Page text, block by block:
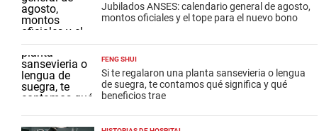
Jubilados ANSES: calendario general de agosto,
montos oficiales y el tope para el nuevo bono
FENG SHUI
Si te regalaron una planta sansevieria o lengua
de suegra, te contamos qué significa y qué
beneficios trae